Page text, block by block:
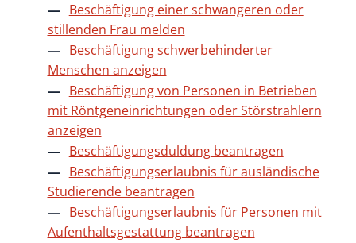
Beschäftigung einer schwangeren oder
stillenden Frau melden
Beschäftigung schwerbehinderter
Menschen anzeigen
Beschäftigung von Personen in Betrieben
mit Röntgeneinrichtungen oder Störstrahlern
anzeigen
Beschäftigungsduldung beantragen
Beschäftigungserlaubnis für ausländische
Studierende beantragen
Beschäftigungserlaubnis für Personen mit
Aufenthaltsgestattung beantragen